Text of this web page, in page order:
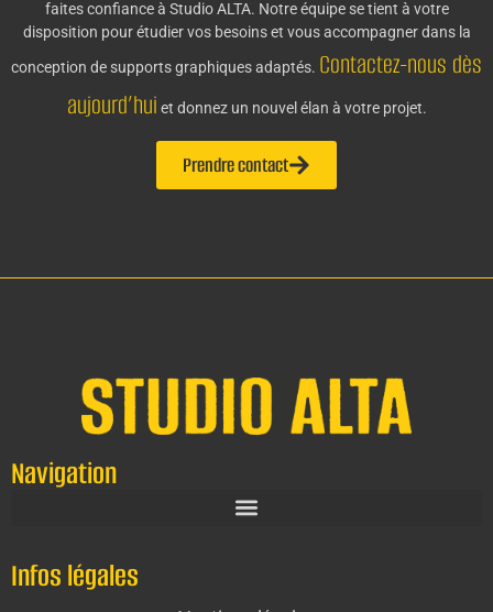
faites confiance à Studio ALTA. Notre équipe se tient à votre
disposition pour étudier vos besoins et vous accompagner dans la
conception de supports graphiques adaptés. Contactez-nous dès
aujourd’hui et donnez un nouvel élan à votre projet.
Prendre contact
Navigation
Infos légales